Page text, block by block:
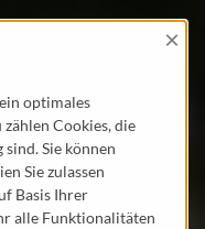
×
optimales
Cookies, die
Sie können
Sie zulassen
Basis Ihrer
alle Funktionalitäten